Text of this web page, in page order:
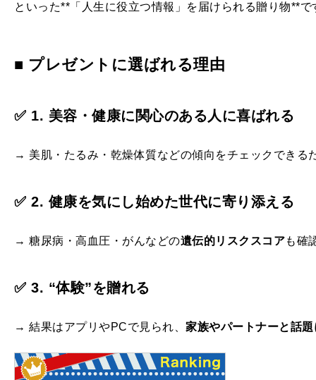
といった**「人生に役立つ情報」を届けられる贈り物**で
■ プレゼントに選ばれる理由
✅ 1. 美容・健康に関心のある人に喜ばれる
→ 美肌・たるみ・乾燥体質などの傾向をチェックできる
✅ 2. 健康を気にし始めた世代に寄り添える
→ 糖尿病・高血圧・がんなどの遺伝的リスクスコアも確
✅ 3. “体験”を贈れる
→ 結果はアプリやPCで見られ、 家族やパートナーと話